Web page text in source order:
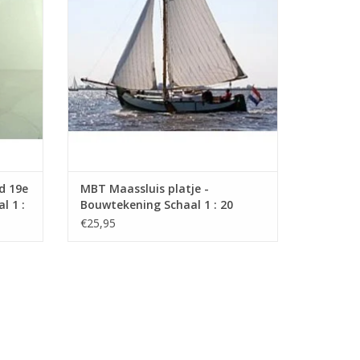
blz)
19e
1 :
MBT Maassluis platje -
Bouwtekening Schaal 1 : 20
(10.03.007)
€25,95